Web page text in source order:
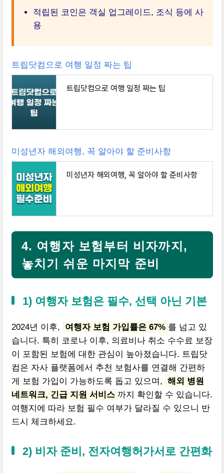
적립된 코인은 객실 업그레이드, 조식 등에 사
용
트립닷컴으로 여행 일정 짜는 팁
트립닷컴으로 여행 일정 짜는 팁
미성년자 해외여행, 꼭 알아야 할 준비사항
미성년자 해외여행, 꼭 알아야 할 준비사항
4. 여행자 보험부터 비자까지,
놓치기 쉬운 마지막 준비
1) 여행자 보험은 필수, 선택 아닌 기본
2024년 이후, 여행자 보험 가입률은 67% 를 넘고 있
습니다. 특히 코로나 이후, 의료비나 취소 수수료 보장
이 포함된 보험에 대한 관심이 높아졌습니다. 트립닷
컴은 자사 플랫폼에서 추천 보험사를 연결해 간편하
게 보험 가입이 가능하도록 돕고 있으며, 해외 병원
네트워크, 긴급 지원 서비스 까지 확인할 수 있습니다.
여행지에 따라 보험 필수 여부가 달라질 수 있으니 반
드시 체크하세요.
2) 비자 준비, 전자여행허가서로 간편화